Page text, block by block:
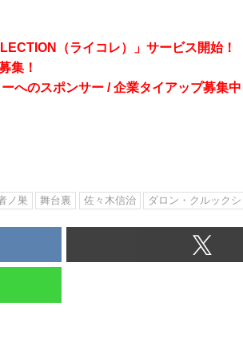
（ライコレ）」サービス開始！
集！
へのスポンサー / 企業タイアップ募集中
ノ巣 舞台裏 佐々木信治 ダロン・クルックシ